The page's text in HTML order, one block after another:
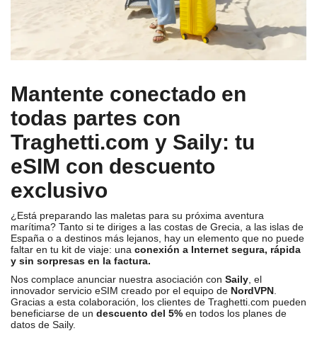
Mantente conectado en
todas partes con
Traghetti.com y Saily: tu
eSIM con descuento
exclusivo
¿Está preparando las maletas para su próxima aventura
marítima? Tanto si te diriges a las costas de Grecia, a las islas de
España o a destinos más lejanos, hay un elemento que no puede
faltar en tu kit de viaje: una conexión a Internet segura, rápida
y sin sorpresas en la factura.
Nos complace anunciar nuestra asociación con Saily , el
innovador servicio eSIM creado por el equipo de NordVPN
Gracias a esta colaboración, los clientes de Traghetti.com pueden
beneficiarse de un descuento del 5% en todos los planes de
datos de Saily.